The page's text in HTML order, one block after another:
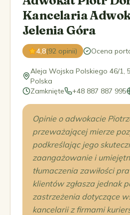
Kancelaria
Jelenia Góra
4,8(92 opinii) Ocena
Aleja Wojska Polskiego 46/1,
Polska
Zamknięte
+48 887 887 995
Opinie o adwokacie
przeważającej mierze
podkreślając jego
zaangażowanie i
tłumaczenia zawiłości
klientów zgłasza jednak
zastrzeżenia dotyczące
kancelarii z firmami